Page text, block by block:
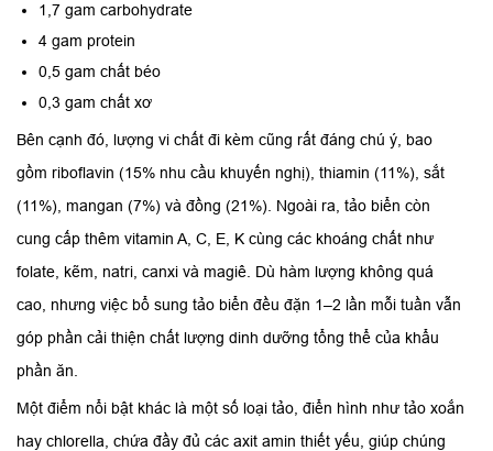
1,7 gam carbohydrate
4 gam protein
0,5 gam chất béo
0,3 gam chất xơ
Bên cạnh đó, lượng vi chất đi kèm cũng rất đáng chú ý, bao
gồm riboflavin (15% nhu cầu khuyến nghị), thiamin (11%), sắt
(11%), mangan (7%) và đồng (21%). Ngoài ra, tảo biển còn
cung cấp thêm vitamin A, C, E, K cùng các khoáng chất như
folate, kẽm, natri, canxi và magiê. Dù hàm lượng không quá
cao, nhưng việc bổ sung tảo biển đều đặn 1–2 lần mỗi tuần vẫn
góp phần cải thiện chất lượng dinh dưỡng tổng thể của khẩu
phần ăn.
Một điểm nổi bật khác là một số loại tảo, điển hình như tảo xoắn
hay chlorella, chứa đầy đủ các axit amin thiết yếu, giúp chúng